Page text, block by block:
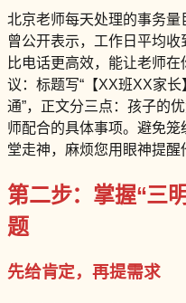
北京老师每天处理的事务
曾公开表示，工作日平均收
比电话更高效，能让老师
议：标题写“【XX班XX家
通”，正文分三点：孩子的
师配合的具体事项。避免笼
堂走神，麻烦您用眼神提醒
第二步：掌握“三
题
先给肯定，再提需求